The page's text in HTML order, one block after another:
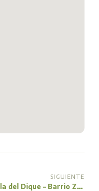
SIGUIENTE
Villa del Dique – Barrio Zona del Valle